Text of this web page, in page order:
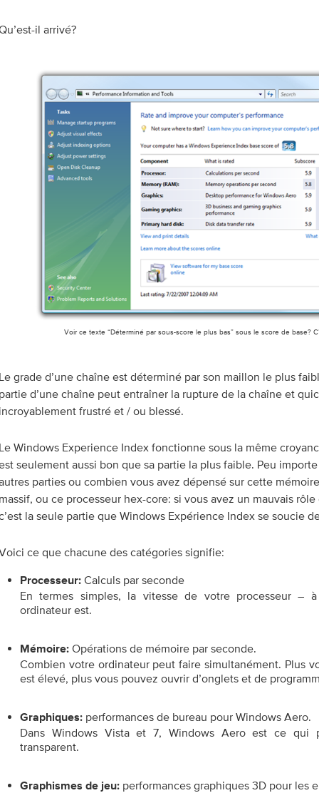
il arrivé?
Voir ce texte “Déterminé par sous-score le plus bas” sous le score de base?
grade d’une chaîne est déterminé par son maillon le plus
d’une chaîne peut entraîner la rupture de la chaîne et
frustré et / ou blessé.
Windows Experience Index fonctionne sous la même
seulement aussi bon que sa partie la plus faible. Peu
parties ou combien vous avez dépensé sur cette
ou ce processeur hex-core: si vous avez un mauvais
la seule partie que Windows Expérience Index se soucie
ce que chacune des catégories signifie:
Processeur: Calculs par seconde
En termes simples, la vitesse de votre processeur –
ordinateur est.
Mémoire: Opérations de mémoire par seconde.
Combien votre ordinateur peut faire simultanément. Plus
est élevé, plus vous pouvez ouvrir d’onglets et de
Graphiques: performances de bureau pour Windows Aero.
Dans Windows Vista et 7, Windows Aero est ce qui
transparent.
Graphismes de jeu: performances graphiques 3D pour les